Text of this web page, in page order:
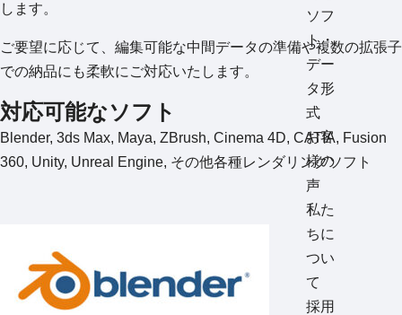
ソフ
ト・
デー
タ形
式
お客
様の
声
私た
ちに
つい
て
採用
します。
ご要望に応じて、編集可能な中間データの準備や複数の拡張子
での納品にも柔軟にご対応いたします。
対応可能なソフト
Blender, 3ds Max, Maya, ZBrush, Cinema 4D, CATIA, Fusion
360, Unity, Unreal Engine, その他各種レンダリングソフト